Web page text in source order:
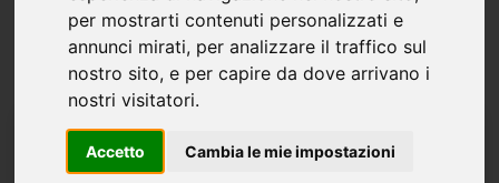
per mostrarti contenuti personalizzati e
annunci mirati, per analizzare il traffico sul
nostro sito, e per capire da dove arrivano i
nostri visitatori.
Accetto Cambia le mie impostazioni
Eventi Mappa
Eventi in programma